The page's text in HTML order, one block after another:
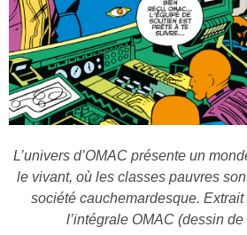
L’univers d’OMAC présente un
le vivant, où les classes pauvres
société cauchemardesque. Extrait
l’intégrale OMAC (dessin